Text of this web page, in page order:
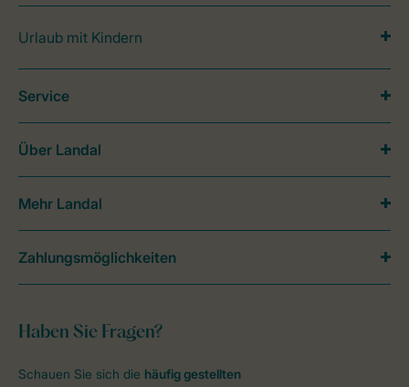
Urlaub mit Kindern
Haben Sie Fragen?
Schauen Sie sich die häufig gestellten
Service
Über Landal
Mehr Landal
Zahlungsmöglichkeiten